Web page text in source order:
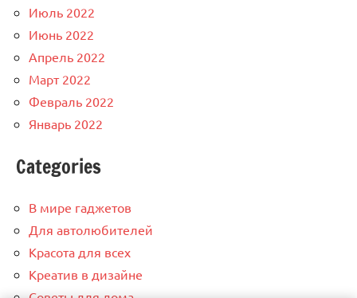
Июль 2022
Июнь 2022
Апрель 2022
Март 2022
Февраль 2022
Январь 2022
Categories
В мире гаджетов
Для автолюбителей
Красота для всех
Креатив в дизайне